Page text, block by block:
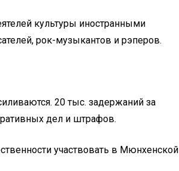
культуры иностранными
рок-музыкантов и рэперов.
20 тыс. задержаний за
дел и штрафов.
участвовать в Мюнхенской